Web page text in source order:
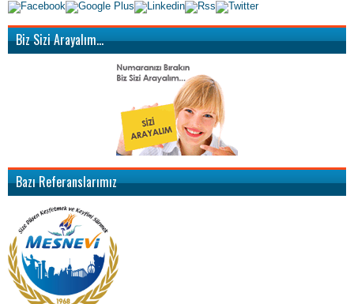
Biz Sizi Arayalım…
Bazı Referanslarımız